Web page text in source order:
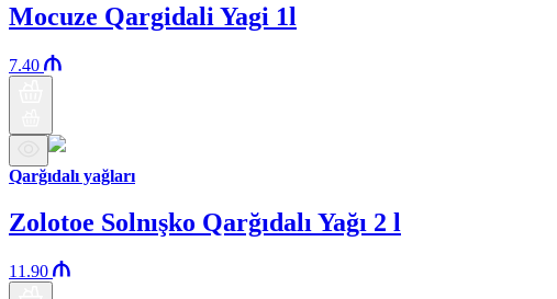
Mocuze Qargidali Yagi 1l
7.40
Qarğıdalı yağları
Zolotoe Solnışko Qarğıdalı Yağı 2 l
11.90